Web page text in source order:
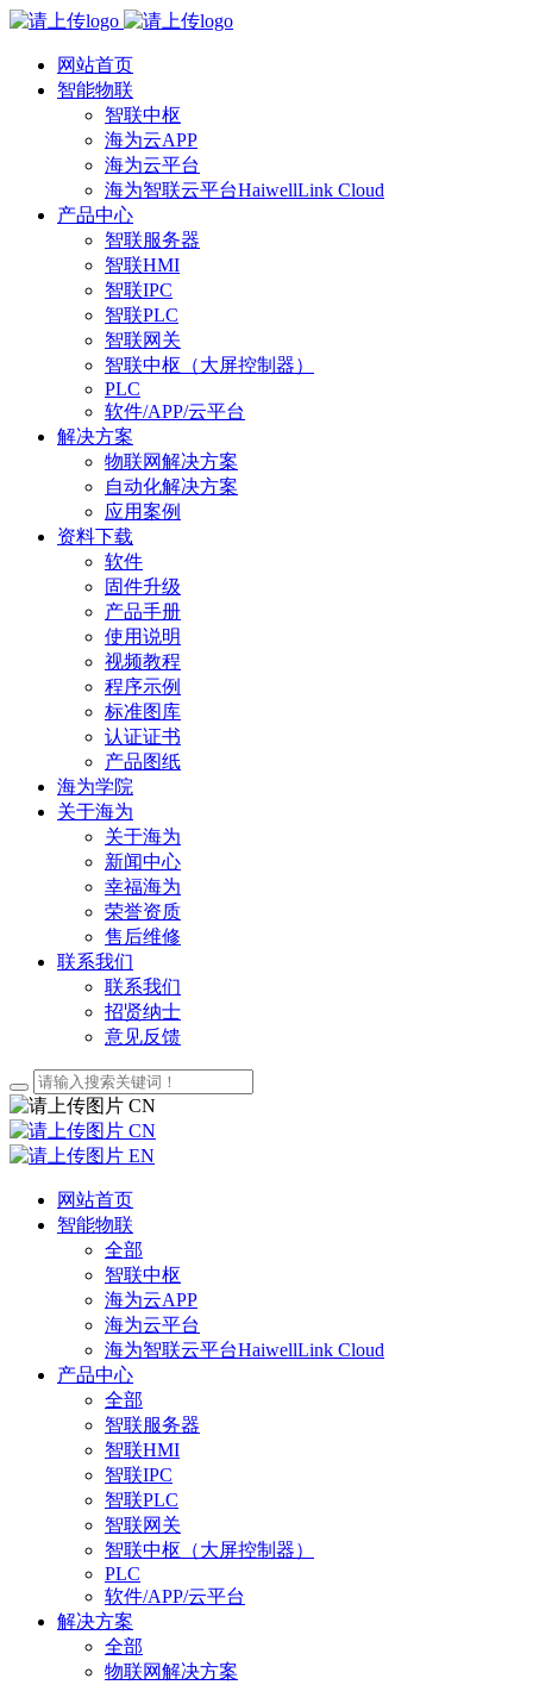
网站首页
智能物联
智联中枢
海为云APP
海为云平台
海为智联云平台HaiwellLink Cloud
产品中心
智联服务器
智联HMI
智联IPC
智联PLC
智联网关
智联中枢（大屏控制器）
PLC
软件/APP/云平台
解决方案
物联网解决方案
自动化解决方案
应用案例
资料下载
软件
固件升级
产品手册
使用说明
视频教程
程序示例
标准图库
认证证书
产品图纸
海为学院
关于海为
关于海为
新闻中心
幸福海为
荣誉资质
售后维修
联系我们
联系我们
招贤纳士
意见反馈
CN
CN
EN
网站首页
智能物联
全部
智联中枢
海为云APP
海为云平台
海为智联云平台HaiwellLink Cloud
产品中心
全部
智联服务器
智联HMI
智联IPC
智联PLC
智联网关
智联中枢（大屏控制器）
PLC
软件/APP/云平台
解决方案
全部
物联网解决方案